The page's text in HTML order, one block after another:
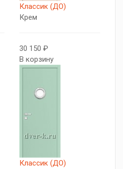
Классик (ДО)
Крем
30 150 ₽
В корзину
Классик (ДО)